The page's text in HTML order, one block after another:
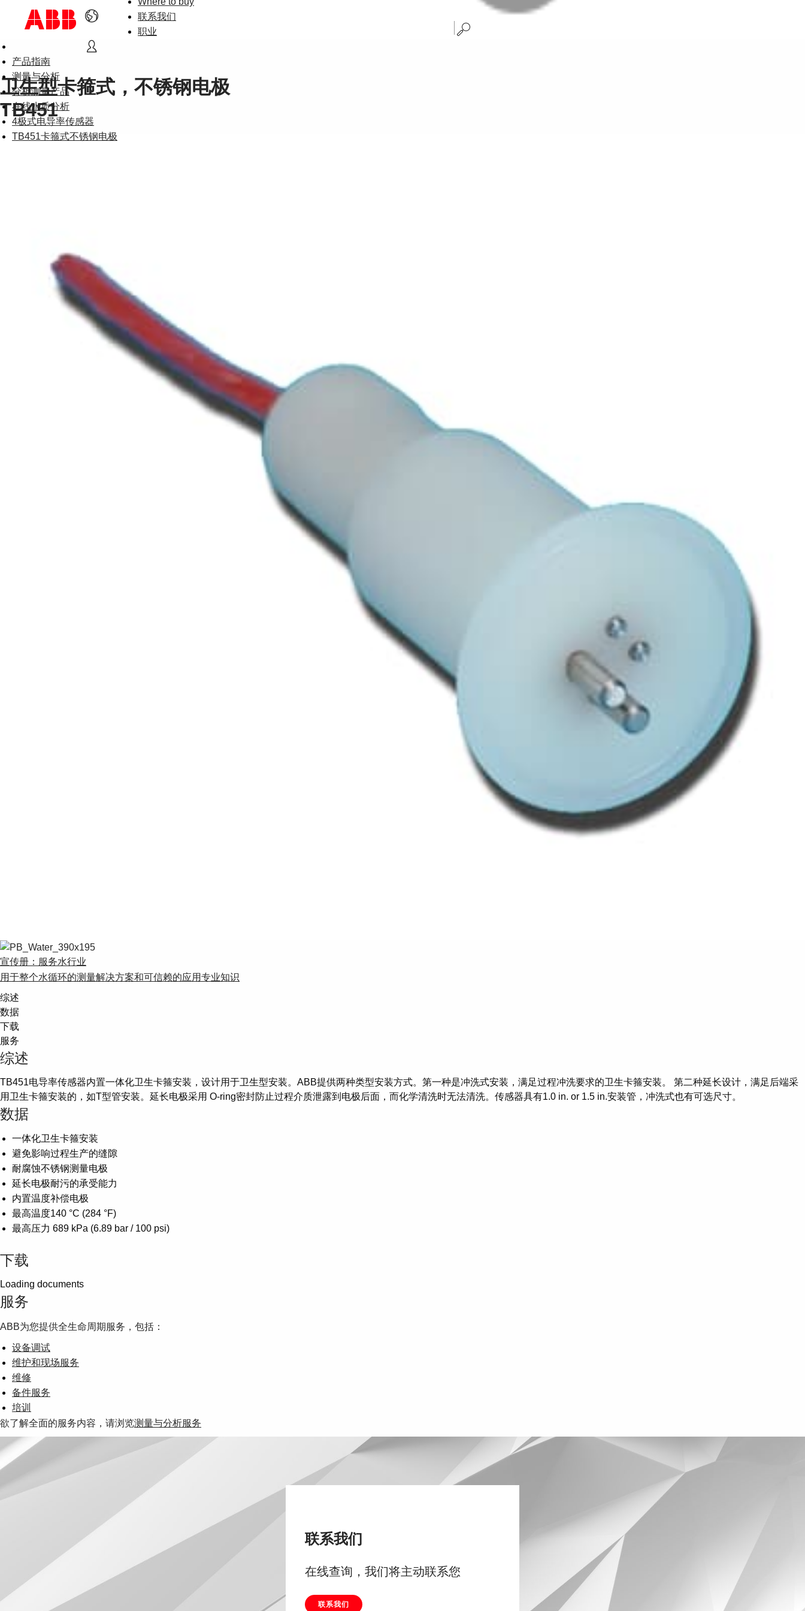
联系我们
职业
产品指南
测量与分析
分析测量产品
在线水质分析
4极式电导率传感器
TB451卡箍式不锈钢电极
卫生型卡箍式，不锈钢电极
TB451
宣传册：服务水行业
用于整个水循环的测量解决方案和可信赖的应用专业知识
综述
数据
下载
服务
综述
TB451电导率传感器内置一体化卫生卡箍安装，设计用于卫生型安装。ABB提供两种类型安装方式。第一种是冲洗式安装，满足过程冲洗要求的卫生卡箍安装。 第二种延长设计，满足后端采
用卫生卡箍安装的，如T型管安装。延长电极采用 O-ring密封防止过程介质泄露到电极后面，而化学清洗时无法清洗。传感器具有1.0 in. or 1.5 in.安装管，冲洗式也有可选尺寸。
数据
一体化卫生卡箍安装
避免影响过程生产的缝隙
耐腐蚀不锈钢测量电极
延长电极耐污的承受能力
内置温度补偿电极
最高温度140 °C (284 °F)
最高压力 689 kPa (6.89 bar / 100 psi)
下载
Loading documents
服务
ABB为您提供全生命周期服务，包括：
设备调试
维护和现场服务
维修
备件服务
培训
欲了解全面的服务内容，请浏览测量与分析服务
联系我们
在线查询，我们将主动联系您
联系我们